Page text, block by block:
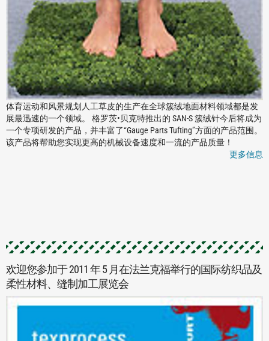
体育运动和风景规划人工草皮的生产在全球簇绒地面材料领域都是发
展最迅速的一个领域。 格罗茨•贝克特推出的 SAN-S 簇绒针今后将成为
一个专项研发的产品，并丰富了“Gauge Parts Tufting”方面的产品范围。
该产品将帮助您实现更高的机械设备速度和一流的产品质量！
更多信息
欢迎您参加于 2011 年 5 月在法兰克福举行的国际纺织品及
柔性材料、缝制加工展览会